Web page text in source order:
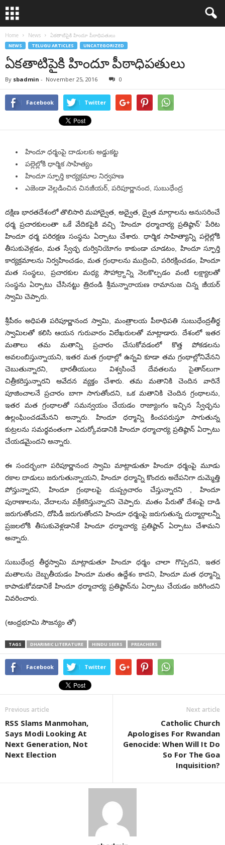
Home News ఏకతాటిపైకి హిందూ పీఠాధిపతులు
NEWS TELUGU ARTICLES UNCATEGORIZED
ఏకతాటిపైకి హిందూ పీఠాధిపతులు
By sbadmin - November 25, 2016 0
Facebook Twitter
హిందూ ధర్మంపై దాడులకు అడ్డుకట్ట
పల్లెల్లోకి ధార్మిక సాహిత్యం
హిందూ స్ఫూర్తి కార్యక్రమాల నిర్వహణ
ఎజెండా వెల్లడించిన చినజీయర్, పరిపూర్ణానంద, సుబుధేంద్ర
దక్షిణ భారతదేశంలో తొలిసారి మహాద్వైత, అద్వైత, ద్వైత మార్గాలను అనుసరించే
ధర్మ ప్రచారకులంతా ఒకే వేదికపైకి వచ్చి ‘హిందూ ధర్మాచార్య ప్రతిష్ఠాన్’ పేరిట
హిందూ ధర్మ పరిరక్షణ సంస్థను ఏర్పాటు చేశారు. ధార్మిక సాహిత్యాన్ని పల్లెల్లోకి
తీసుకువెళ్లడం, మత స్వేచ్ఛ దుర్వినియోగం కాకుండా చూడటం, హిందూ స్ఫూర్తి
కార్యక్రమాలను నిర్వహించడం, మత గ్రంధాలను ముద్రించి, పరిరక్షించడం, హిందూ
మత సంస్థలు, ప్రచారకుల మధ్య సౌహార్ర్దాన్ని నెలకొల్పడం వంటి లక్ష్యాలతో
సంస్థను ఏర్పాటు చేసినట్టు త్రిదండి శ్రీమన్నారాయణ రామానుజ చిన్న జీయర్
స్వామి చెప్పారు.
శ్రీపీఠం అధిపతి పరిపూర్ణానంద స్వామి, మంత్రాలయ పీఠాధిపతి సుబుధేంద్రతీర్థ
స్వామిలతో కలిసి ఆయన గురువారం విలేఖరులతో మాట్లాడారు. దేశంలో ఇతర
మతాలు తమ మతాన్ని ప్రచారం చేసుకోవడంలో కొత్త పోకడలను
అవలంబిస్తున్నాయని, ఇతర మత గ్రంథాల్లో ఉన్నవి కూడా తమ గ్రంథాల్లోనివేనని
చెబుతున్నారని, భారతీయులు విశ్వసించే దేవతలను సైతాన్‌లుగా
చిత్రీకరిస్తున్నారని ఆవేదన వ్యక్తం చేశారు. తమ మతానికి చెందిన వారినే
పూజించాలనే ప్రచారం బాగా సాగుతోందని, ఒక మతానికి చెందిన గ్రంథాలను,
ఇతర మత గ్రంథాలతో సమన్వయం చేయడం రాజ్యాంగం ఇచ్చిన స్వేచ్ఛను
ఉల్లంఘించడమేనని అన్నారు. హిందూ ధర్మాన్ని కించపరుస్తూ సాగుతున్న
కుట్రలను సమర్థవంతంగా ఎదుర్కోవడానికి హిందూ ధర్మాచార్య ప్రతిష్ఠాన్ ఏర్పాటు
చేయడమైందని అన్నారు.
ఈ సందర్భంగా పరిపూర్ణానంద స్వామి మాట్లాడుతూ హిందూ ధర్మంపై మూడు
రకాల దాడులు జరుగుతున్నాయని, హిందూ ధర్మాన్ని కొందరు అదేపనిగా దుమ్మెత్తి
పోస్తున్నారని, హిందూ గ్రంథాలపై దుష్ప్రచారం చేస్తున్నారని , హిందూ
పురాణాలను, వేదాలను వక్రీకరిస్తున్నారని చెప్పారు. మతం పేరుతో దేశంపై దాడి
జరుగుతోందని, దోపిడీ జరుగుతోందని హిందూ ధర్మంపై జరుగుతున్న దుర్మార్గాలన్నీ
ప్రజలలోకి తీసుకువెళ్లడానికే హిందూ ధర్మాచార్య ప్రతిష్ఠాన్ ఏర్పాటు చేశామని
అన్నారు.
సుబుధేంద్ర తీర్ధస్వామి మాట్లాడుతూ హిందూ ధర్మం చాలా గొప్పదని, ఇతర
మతాలను దెబ్బతీయడం హిందూ మతం ఉద్దేశం కాదని, హిందూ మత ధర్మాన్ని
కాపాడుకోవడానికే హిందూ ధర్మాచార్య ప్రతిష్ఠాన్‌ను ఏర్పాటు చేయడం జరిగిందని
వివరించారు.
(ఆంధ్రభూమి సౌజన్యం తో)
TAGS DHARIMIC LITERATURE HINDU SEERS PREACHERS
Facebook Twitter
Previous article
RSS Slams Manmohan,
Says Modi Looking At
Next Generation, Not
Next Election
Next article
Catholic Church
Apologises For Rwandan
Genocide: When Will It Do
So For The Goa
Inquisition?